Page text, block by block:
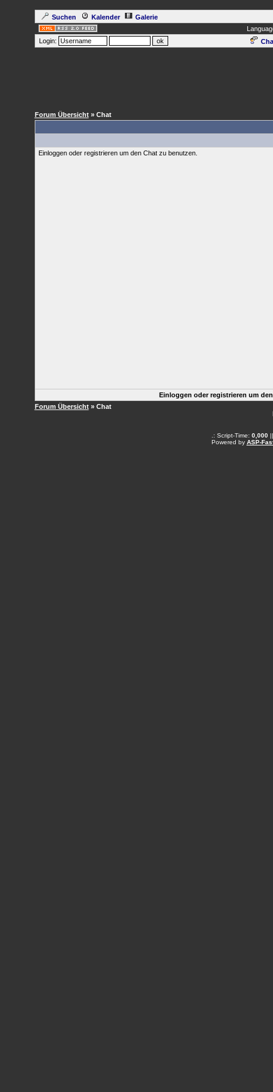
Suchen Kalender
Galerie
Login:
Forum Übersicht» Chat
Einloggen oder registrieren um den Chat zu benutzen.
Einloggen oder registrieren um
Forum Übersicht» Chat
.: Script-Time: 0,000||
Powered by ASP-